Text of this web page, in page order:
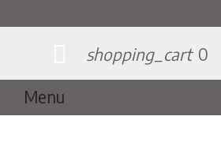
Menu
shopping_cart 0